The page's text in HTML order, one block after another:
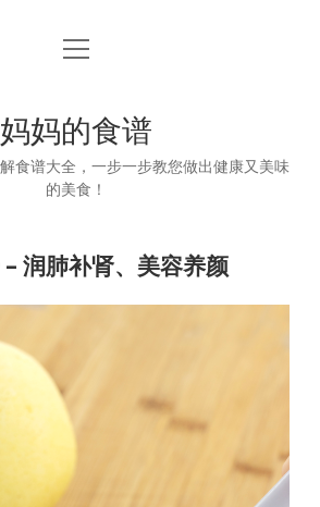
首页
open
妈妈的食谱
食谱大全，一步一步教您做出健康又美味
的美食！
润肺补肾、美容养颜